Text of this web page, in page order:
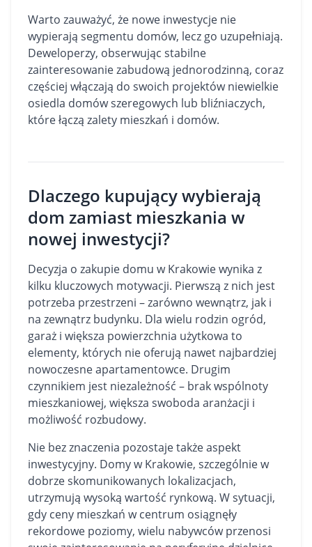
Warto zauważyć, że nowe inwestycje nie
wypierają segmentu domów, lecz go uzupełniają.
Deweloperzy, obserwując stabilne
zainteresowanie zabudową jednorodzinną, coraz
częściej włączają do swoich projektów niewielkie
osiedla domów szeregowych lub bliźniaczych,
które łączą zalety mieszkań i domów.
Dlaczego kupujący wybierają
dom zamiast mieszkania w
nowej inwestycji?
Decyzja o zakupie domu w Krakowie wynika z
kilku kluczowych motywacji. Pierwszą z nich jest
potrzeba przestrzeni – zarówno wewnątrz, jak i
na zewnątrz budynku. Dla wielu rodzin ogród,
garaż i większa powierzchnia użytkowa to
elementy, których nie oferują nawet najbardziej
nowoczesne apartamentowce. Drugim
czynnikiem jest niezależność – brak wspólnoty
mieszkaniowej, większa swoboda aranżacji i
możliwość rozbudowy.
Nie bez znaczenia pozostaje także aspekt
inwestycyjny. Domy w Krakowie, szczególnie w
dobrze skomunikowanych lokalizacjach,
utrzymują wysoką wartość rynkową. W sytuacji,
gdy ceny mieszkań w centrum osiągnęły
rekordowe poziomy, wielu nabywców przenosi